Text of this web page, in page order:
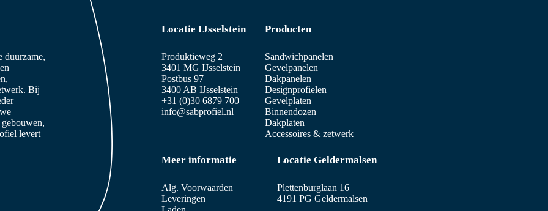
duurzame,
Bij
levert
Locatie IJsselstein
Produktieweg 2
3401 MG IJsselstein
Postbus 97
3400 AB IJsselstein
+31 (0)30 6879 700
info@sabprofiel.nl
Producten
Sandwichpanelen
Gevelpanelen
Dakpanelen
Designprofielen
Gevelplaten
Binnendozen
Dakplaten
Accessoires & zetwerk
Meer informatie
Alg. Voorwaarden
Leveringen
Locatie Geldermalsen
Plettenburglaan 16
4191 PG Geldermalsen